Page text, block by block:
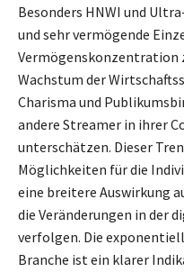
Besonders HNWI und
und sehr vermögende
Vermögenskonzentration
Wachstum der
Charisma und
andere Streamer in ihrer
unterschätzen. Dieser
Möglichkeiten für die
eine breitere Auswirkung
die Veränderungen in der
verfolgen. Die
Branche ist ein klarer